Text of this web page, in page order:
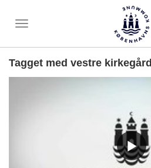
Toggle
Tagget med vestre kirkegård